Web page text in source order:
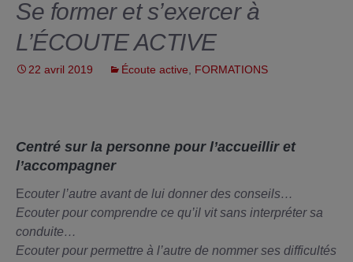
Se former et s’exercer à
L’ÉCOUTE ACTIVE
22 avril 2019 Écoute active FORMATIONS
Centré sur la personne pour l’accueillir et
l’accompagner
Ecouter l’autre avant de lui donner des conseils…
Ecouter pour comprendre ce qu’il vit sans interpréter sa
conduite…
Ecouter pour permettre à l’autre de nommer ses difficultés